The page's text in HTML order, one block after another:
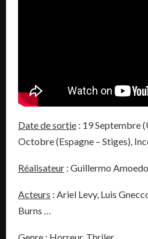
Date de sortie : 19 Septembre
Octobre (Espagne – Stiges),
Réalisateur : Guillermo Amoedo
Acteurs : Ariel Levy, Luis
Burns …